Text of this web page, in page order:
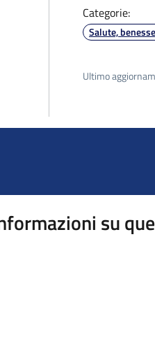
Categorie:
Salute,
Ultimo
su